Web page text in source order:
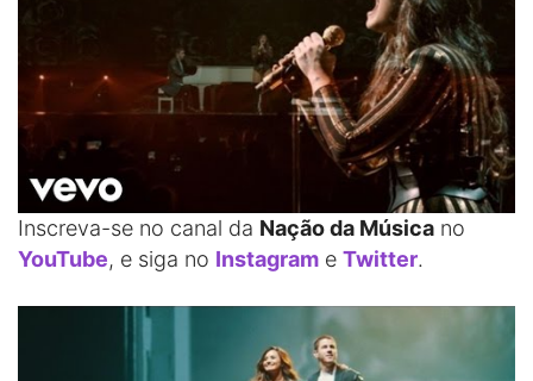
Inscreva-se no canal da Nação da Música no
YouTube, e siga no Instagram e Twitter.